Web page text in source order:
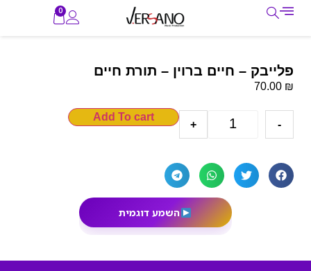
0
פלייבק – חיים ברוין – תורת חיים
70.00 ₪
-
+
Add To cart
השמע דוגמית